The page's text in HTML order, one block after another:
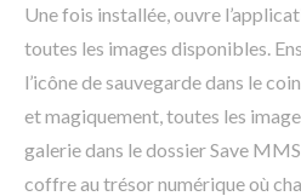
Une fois installée, ouvre
toutes les images disponibles.
l’icône de sauvegarde dans le
et magiquement, toutes les
galerie dans le dossier Save
coffre au trésor numérique où